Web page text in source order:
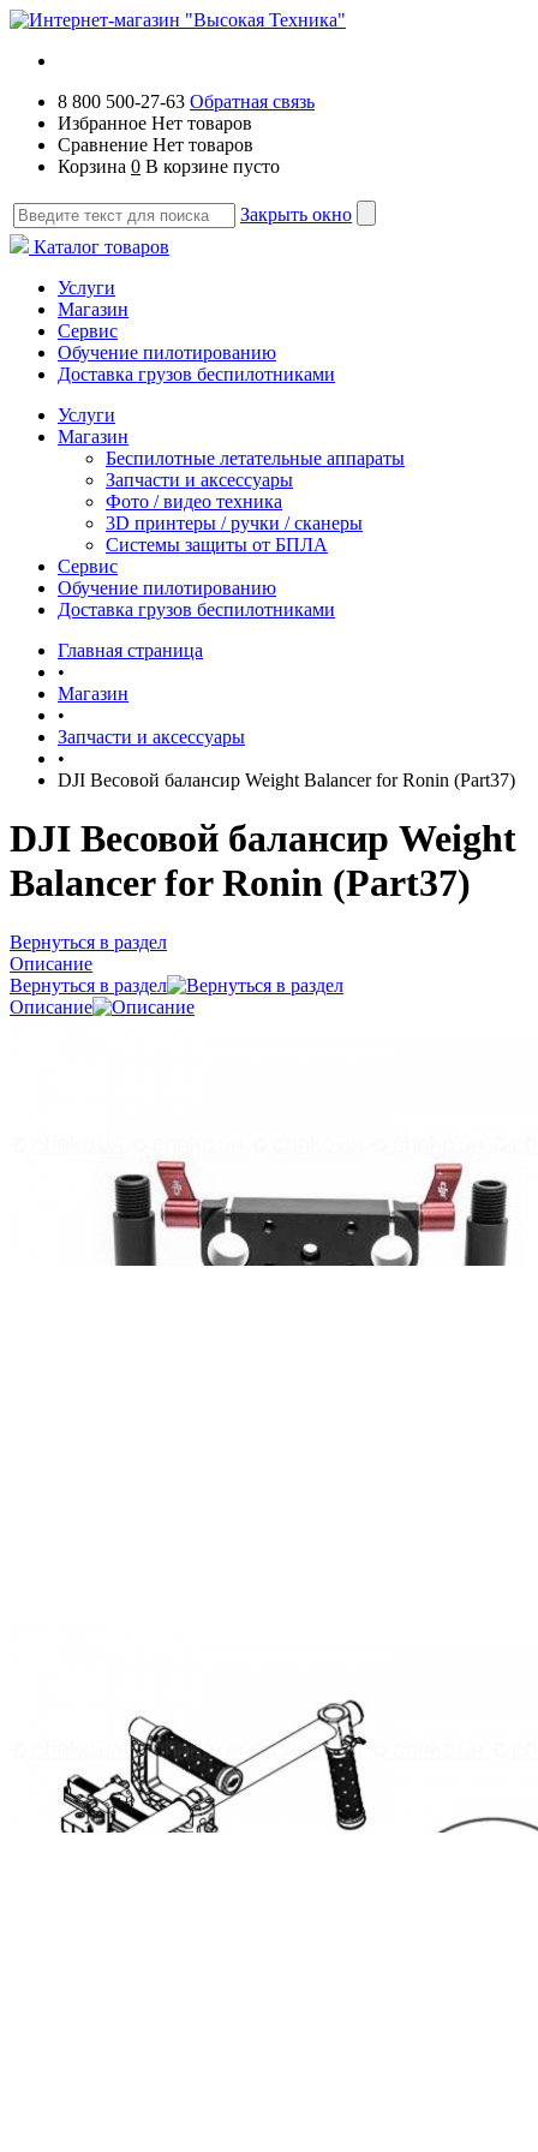
8 800 500-27-63 Обратная связь
Избранное Нет товаров
Сравнение Нет товаров
Корзина 0 В корзине пусто
Закрыть окно
Каталог товаров
Услуги
Магазин
Сервис
Обучение пилотированию
Доставка грузов беспилотниками
Услуги
Магазин
Беспилотные летательные аппараты
Запчасти и аксессуары
Фото / видео техника
3D принтеры / ручки / сканеры
Системы защиты от БПЛА
Сервис
Обучение пилотированию
Доставка грузов беспилотниками
Главная страница
•
Магазин
•
Запчасти и аксессуары
•
DJI Весовой балансир Weight Balancer for Ronin (Part37)
DJI Весовой балансир Weight
Balancer for Ronin (Part37)
Вернуться в раздел
Описание
Вернуться в раздел
Описание